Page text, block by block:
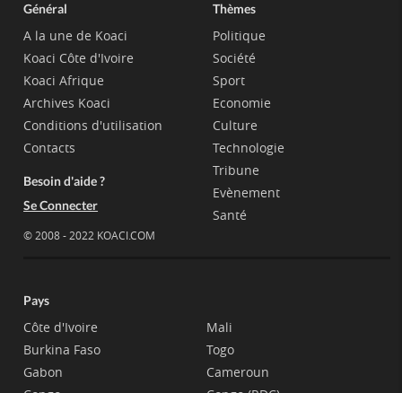
Général
A la une de Koaci
Koaci Côte d'Ivoire
Koaci Afrique
Archives Koaci
Conditions d'utilisation
Contacts
Besoin d'aide ?
Se Connecter
© 2008 - 2022 KOACI.COM
Thèmes
Politique
Société
Sport
Economie
Culture
Technologie
Tribune
Evènement
Santé
Pays
Côte d'Ivoire
Burkina Faso
Gabon
Mali
Togo
Cameroun